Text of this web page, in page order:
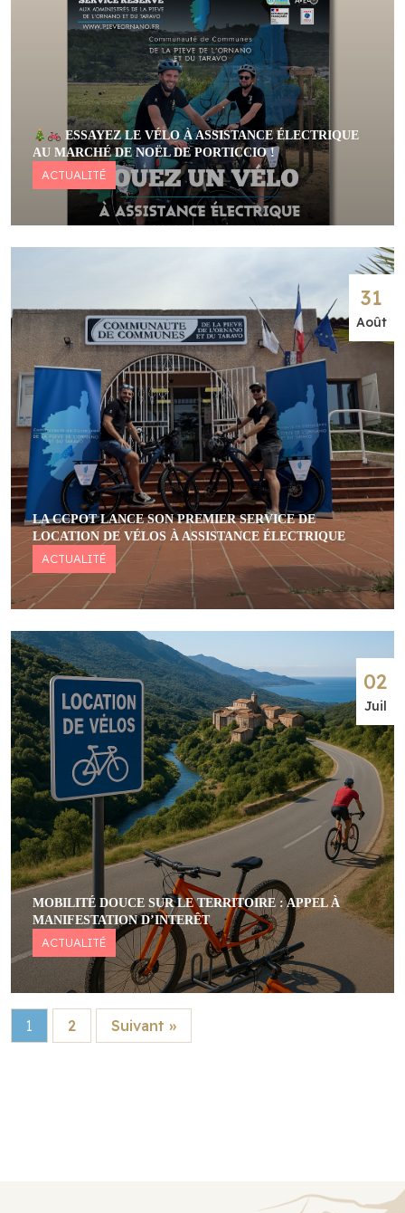
ESSAYEZ LE VÉLO À ASSISTANCE ÉLECTRIQUE
AU MARCHÉ DE NOËL DE PORTICCIO !
ACTUALITÉ
31
Août
LA CCPOT LANCE SON PREMIER SERVICE DE
LOCATION DE VÉLOS À ASSISTANCE ÉLECTRIQUE
ACTUALITÉ
02
Juil
MOBILITÉ DOUCE SUR LE TERRITOIRE : APPEL À
MANIFESTATION D’INTERÊT
ACTUALITÉ
1 2 Suivant »